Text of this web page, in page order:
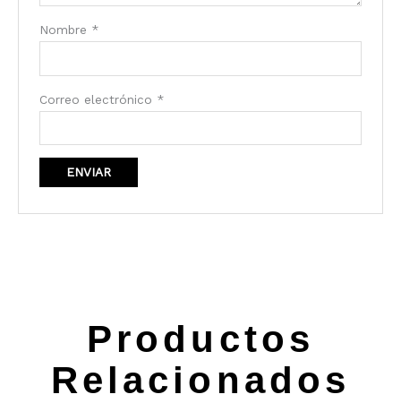
Nombre *
Correo electrónico *
Productos
Relacionados